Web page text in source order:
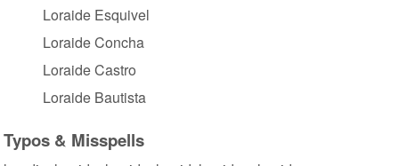
Loraide Esquivel
Loraide Concha
Loraide Castro
Loraide Bautista
Typos & Misspells